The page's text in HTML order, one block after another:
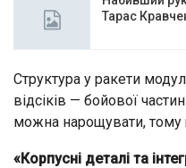
Тарас
Структура у ракети
відсіків — бойової
можна нарощувати, тому
«Корпусні деталі та